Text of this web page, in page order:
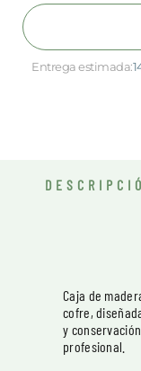
Entrega estimada:
Caja de
cofre,
y
profesional.